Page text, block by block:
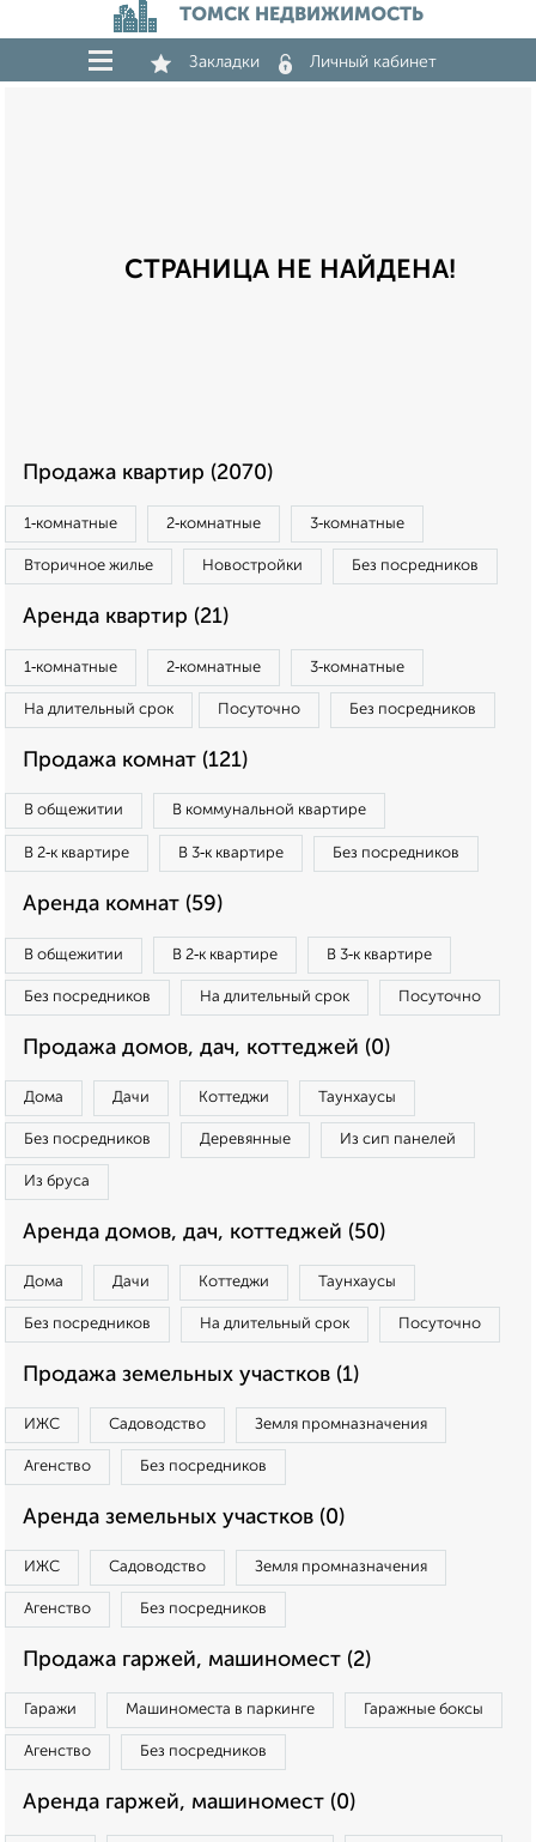
ТОМСК НЕДВИЖИМОСТЬ
Закладки Личный кабинет
СТРАНИЦА НЕ НАЙДЕНА!
Продажа квартир (2070)
1‑комнатные 2‑комнатные 3‑комнатные
Вторичное жилье Новостройки Без посредников
Аренда квартир (21)
1‑комнатные 2‑комнатные 3‑комнатные
На длительный срок Посуточно Без посредников
Продажа комнат (121)
В общежитии В коммунальной квартире
В 2‑к квартире В 3‑к квартире Без посредников
Аренда комнат (59)
В общежитии В 2‑к квартире В 3‑к квартире
Без посредников На длительный срок Посуточно
Продажа домов, дач, коттеджей (0)
Дома Дачи Коттеджи Таунхаусы
Без посредников Деревянные Из сип панелей
Из бруса
Аренда домов, дач, коттеджей (50)
Дома Дачи Коттеджи Таунхаусы
Без посредников На длительный срок Посуточно
Продажа земельных участков (1)
ИЖС Садоводство Земля промназначения
Агенство Без посредников
Аренда земельных участков (0)
ИЖС Садоводство Земля промназначения
Агенство Без посредников
Продажа гаржей, машиномест (2)
Гаражи Машиноместа в паркинге Гаражные боксы
Агенство Без посредников
Аренда гаржей, машиномест (0)